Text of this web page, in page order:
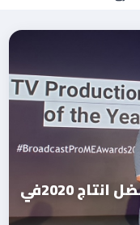
مسلسل الميراث السعودي افضل انتاج 2020في